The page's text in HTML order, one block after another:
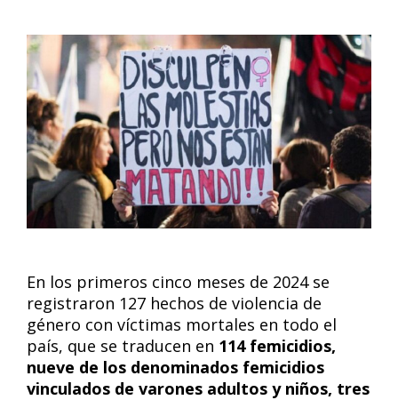
En los primeros cinco meses de 2024 se
registraron 127 hechos de violencia de
género con víctimas mortales en todo el
país, que se traducen en 114 femicidios,
nueve de los denominados femicidios
vinculados de varones adultos y niños, tres